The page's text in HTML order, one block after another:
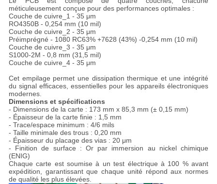
méticuleusement conçue pour des performances optimales :
Couche de cuivre_1 - 35 μm
RO4350B - 0,254 mm (10 mil)
Couche de cuivre_2 - 35 μm
Préimprégné - 1080 RC63% +7628 (43%) -0,254 mm (10 mil)
Couche de cuivre_3 - 35 μm
S1000-2M - 0,8 mm (31,5 mil)
Couche de cuivre_4 - 35 μm
Cet empilage permet une dissipation thermique et une intégrité
du signal efficaces, essentielles pour les appareils électroniques
modernes.
Dimensions et spécifications
- Dimensions de la carte : 173 mm x 85,3 mm (± 0,15 mm)
- Épaisseur de la carte finie : 1,5 mm
- Trace/espace minimum : 4/6 mils
- Taille minimale des trous : 0,20 mm
- Épaisseur du placage des vias : 20 μm
- Finition de surface : Or par immersion au nickel chimique
(ENIG)
Chaque carte est soumise à un test électrique à 100 % avant
expédition, garantissant que chaque unité répond aux normes
de qualité les plus élevées.